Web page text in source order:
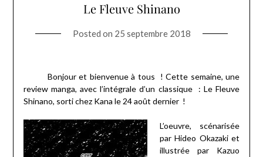
Le Fleuve Shinano
Posted on 25 septembre 2018
Bonjour et bienvenue à tous ! Cette semaine, une
review manga, avec l’intégrale d’un classique : Le Fleuve
Shinano, sorti chez Kana le 24 août dernier !
L’oeuvre, scénarisée
par Hideo Okazaki et
illustrée par Kazuo